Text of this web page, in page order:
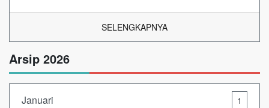
SELENGKAPNYA
Arsip 2026
Januari 1